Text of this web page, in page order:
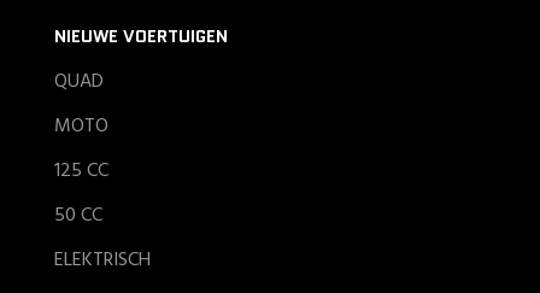
NIEUWE VOERTUIGEN
QUAD
MOTO
125 CC
50 CC
ELEKTRISCH